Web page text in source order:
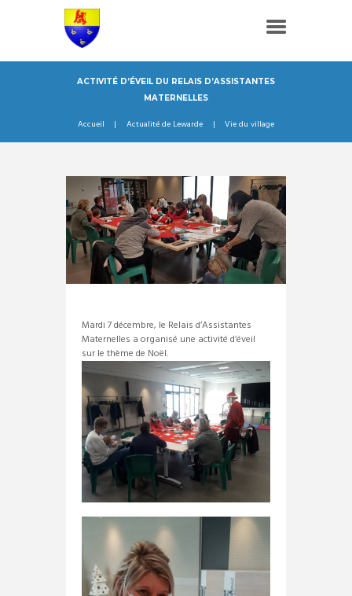
ACTIVITÉ D’ÉVEIL DU RELAIS D’ASSISTANTES
MATERNELLES
Accueil Actualité de Lewarde Vie du village
Mardi 7 décembre, le Relais d’Assistantes
Maternelles a organisé une activité d’éveil
sur le thème de Noël.